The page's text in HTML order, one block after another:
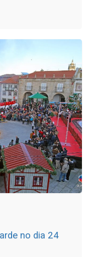
no dia 24